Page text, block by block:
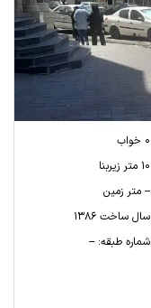
0 خواب
10 متر زیربنا
-- متر زمین
سال ساخت 1386
شماره طبقه: --